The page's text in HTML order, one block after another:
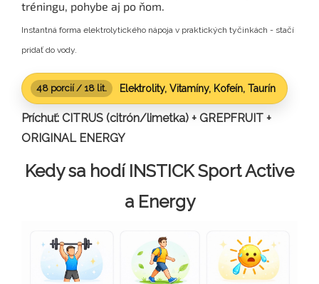
tréningu, pohybe aj po ňom.
Instantná forma elektrolytického nápoja v praktických tyčinkách - stačí
pridať do vody.
48 porcií / 18 lit. Elektrolity, Vitamíny, Kofeín, Taurín
Príchuť: CITRUS (citrón/limetka) + GREPFRUIT +
ORIGINAL ENERGY
Kedy sa hodí INSTICK Sport Active
a Energy